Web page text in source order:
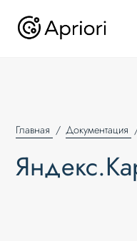
Главная Документация